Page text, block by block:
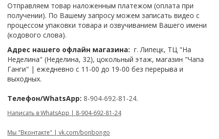
Отправляем товар наложенным платежом (оплата при
получении). По Вашему запросу можем записать видео с
процессом упаковки товара и озвучиванием Вашего имени
(кодового слова).
Адрес нашего офлайн магазина: г. Липецк, ТЦ "На
Неделина" (Неделина, 32), цокольный этаж, магазин "Чапа
Ганги" | ежедневно с 11-00 до 19-00 без перерыва и
выходных.
Телефон/WhatsApp: 8-904-692-81-24.
Написать в WhatsApp | 8-904-692-81-24
Мы "Вконтакте" | vk.com/bonbongo